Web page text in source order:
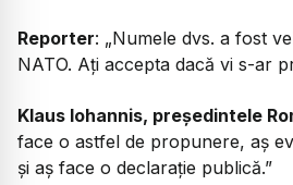
Reporter: „Numele dvs. a fost
NATO. Ați accepta dacă vi s-ar
Klaus Iohannis, președintele
face o astfel de propunere, aș
și aș face o declarație publică.”